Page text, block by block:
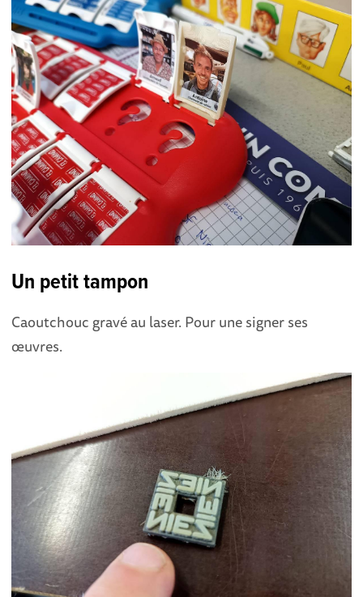
Un petit tampon
Caoutchouc gravé au laser. Pour une signer ses
œuvres.